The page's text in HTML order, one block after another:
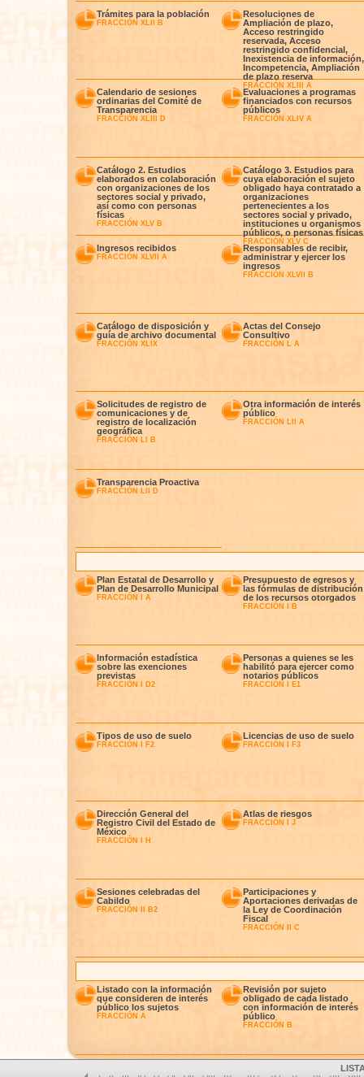
Trámites para la población
FRACCIÓN XLII B
Resoluciones de
Ampliación de plazo,
Acceso restringido
reservada, Acceso
restringido confidencial,
Inexistencia de información,
Incompetencia, Ampliación
de plazo reserva
FRACCIÓN XLIII A
Calendario de sesiones
ordinarias del Comité de
Transparencia
FRACCIÓN XLIII D
Evaluaciones a programas
financiados con recursos
públicos
FRACCIÓN XLIV A
Catálogo 2. Estudios
elaborados en colaboración
con organizaciones de los
sectores social y privado,
así como con personas
físicas
FRACCIÓN XLV B
Catálogo 3. Estudios para
cuya elaboración el sujeto
obligado haya contratado a
organizaciones
pertenecientes a los
sectores social y privado,
instituciones u organismos
públicos, o personas físicas
FRACCIÓN XLV C
Ingresos recibidos
FRACCIÓN XLVII A
Responsables de recibir,
administrar y ejercer los
ingresos
FRACCIÓN XLVII B
Catálogo de disposición y
guía de archivo documental
FRACCIÓN XLIX
Actas del Consejo
Consultivo
FRACCIÓN L A
Solicitudes de registro de
comunicaciones y de
registro de localización
geográfica
FRACCIÓN LI B
Otra información de interés
público
FRACCIÓN LII A
Transparencia Proactiva
FRACCIÓN LII D
Plan Estatal de Desarrollo y
Plan de Desarrollo Municipal
FRACCIÓN I A
Presupuesto de egresos y
las fórmulas de distribución
de los recursos otorgados
FRACCIÓN I B
Información estadística
sobre las exenciones
previstas
FRACCIÓN I D2
Personas a quienes se les
habilitó para ejercer como
notarios públicos
FRACCIÓN I E1
Tipos de uso de suelo
FRACCIÓN I F2
Licencias de uso de suelo
FRACCIÓN I F3
Dirección General del
Registro Civil del Estado de
México
FRACCIÓN I H
Atlas de riesgos
FRACCIÓN I J
Sesiones celebradas del
Cabildo
FRACCIÓN II B2
Participaciones y
Aportaciones derivadas de
la Ley de Coordinación
Fiscal
FRACCIÓN II C
Listado con la información
que consideren de interés
público los sujetos
FRACCIÓN A
Revisión por sujeto
obligado de cada listado
con información de interés
público
FRACCIÓN B